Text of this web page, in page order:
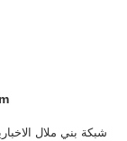
شبكة بني ملال